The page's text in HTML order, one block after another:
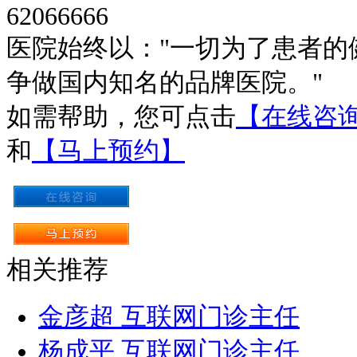
62066666
医院始终以："一切为了患者
争做国内知名的品牌医院。"
如需帮助，您可点击 【在线咨
和 【马上预约】
相关推荐
金彦超 互联网门诊主任
杨成平 互联网门诊主任